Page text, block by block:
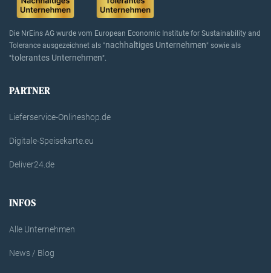
Die NrEins AG wurde vom European Economic Institute for Sustainability and
Tolerance ausgezeichnet als "nachhaltiges Unternehmen" sowie als
"tolerantes Unternehmen".
PARTNER
Lieferservice-Onlineshop.de
Digitale-Speisekarte.eu
Deliver24.de
INFOS
Alle Unternehmen
News / Blog